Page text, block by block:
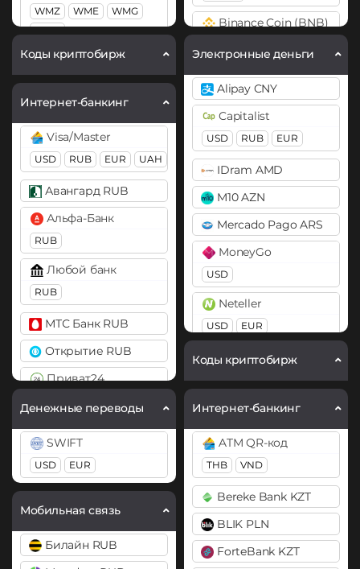
WMZ WME
WMG
WMX
ЮMoney RUB
Коды криптобирж
Интернет-банкинг
Visa/Master
USD RUB EUR UAH
Авангард RUB
Альфа-Банк
RUB
Любой банк
RUB
МТС Банк RUB
Открытие RUB
Приват24
Промсвязьбанк RUB ×
Русский Стандарт RUB
Сбербанк
RUB
Тинькофф
RUB
Денежные переводы
SWIFT
USD EUR
Мобильная связь
Билайн RUB
Binance Coin (BNB)
Bitcoin (BTC)
BTC BEP20
OP
ARB
AVAXC
Bitcoin Cash (BCH)
Bitcoin SV (BSV)
BitTorrent (BTT)
Cardano (ADA)
Chainlink (LINK)
ERC20
Cosmos (ATOM)
DAI
ERC20
DASH
Decentraland (MANA)
Dogecoin (DOGE)
DOGE
Polkadot (DOT)
DOT
Ethereum (ETH)
Электронные деньги
Alipay CNY
Capitalist
USD RUB EUR
IDram AMD
M10 AZN
Mercado Pago ARS
MoneyGo
USD
Neteller
USD EUR
Payoneer
PayPal
USD EUR GBP
AUD
PYUSD
PaySera
EUR
Paytm INR
Pix BRL
Коды криптобирж
Интернет-банкинг
ATM QR-код
THB VND
Bereke Bank KZT
BLIK PLN
ForteBank KZT